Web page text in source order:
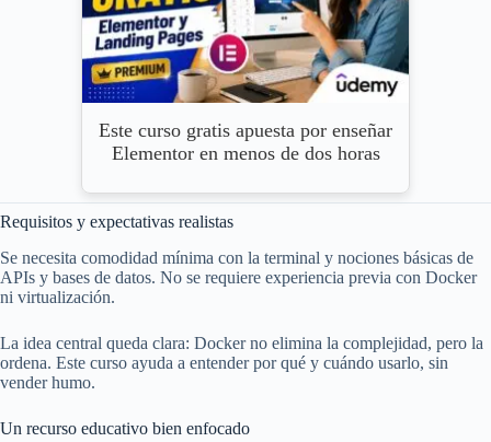
Este curso gratis apuesta por enseñar
Elementor en menos de dos horas
Requisitos y expectativas realistas
Se necesita comodidad mínima con la terminal y nociones básicas de
APIs y bases de datos. No se requiere experiencia previa con Docker
ni virtualización.
La idea central queda clara: Docker no elimina la complejidad, pero la
ordena. Este curso ayuda a entender por qué y cuándo usarlo, sin
vender humo.
Un recurso educativo bien enfocado